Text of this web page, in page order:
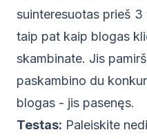
suinteresuotas prieš
taip pat kaip blogas
skambinate. Jis
paskambino du
blogas - jis pasenęs.
Testas: Paleiskite